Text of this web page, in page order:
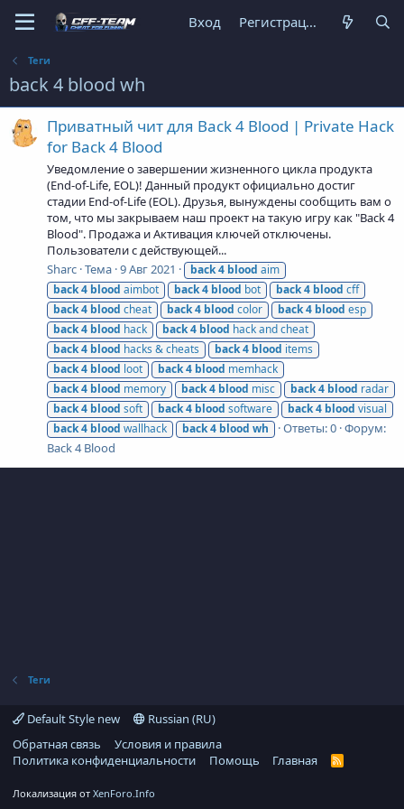
Вход Регистрация
Теги
back 4 blood wh
Приватный чит для Back 4 Blood | Private Hack
for Back 4 Blood
Уведомление о завершении жизненного цикла продукта
(End-of-Life, EOL)! Данный продукт официально достиг
стадии End-of-Life (EOL). Друзья, вынуждены сообщить вам о
том, что мы закрываем наш проект на такую игру как "Back 4
Blood". Продажа и Активация ключей отключены.
Пользователи с действующей...
Sharc Тема 9 Авг 2021 back4 blood aim
back4 blood aimbot back4 blood bot back4 blood cff
back4 blood cheat back4 blood color back4 blood esp
back4 blood hack back4 blood hack and cheat
back4 blood hacks & cheats back4 blood items
back4 blood loot back4 blood memhack
back4 blood memory back4 blood misc back4 blood radar
back4 blood soft back4 blood software back4 blood visual
back4 blood wallhack back4 blood wh Ответы: 0 Форум:
Back 4 Blood
Теги
Default Style new
Russian (RU)
Обратная связь
Условия и правила
Политика конфиденциальности
Помощь Главная
R
Локализация от XenForo.Info